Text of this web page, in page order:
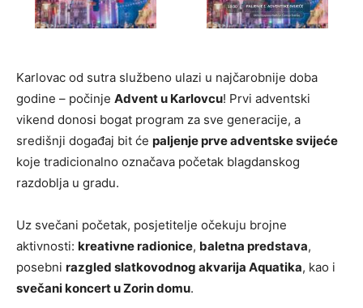
Karlovac od sutra službeno ulazi u najčarobnije doba
godine – počinje Advent u Karlovcu! Prvi adventski
vikend donosi bogat program za sve generacije, a
središnji događaj bit će paljenje prve adventske svijeće
koje tradicionalno označava početak blagdanskog
razdoblja u gradu.
Uz svečani početak, posjetitelje očekuju brojne
aktivnosti: kreativne radionice, baletna predstava,
posebni razgled slatkovodnog akvarija Aquatika, kao i
svečani koncert u Zorin domu.